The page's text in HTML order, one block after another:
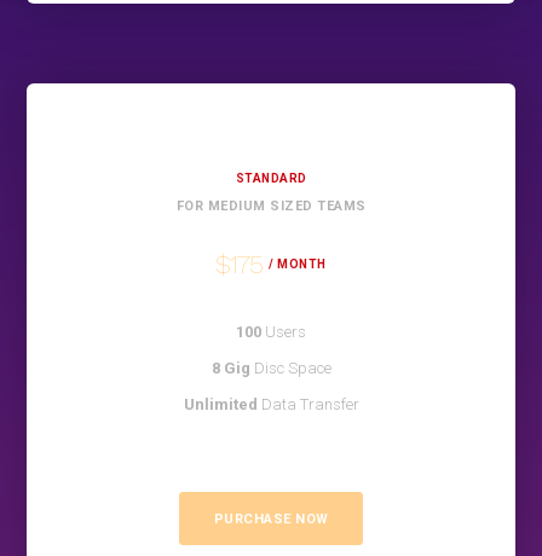
STANDARD
FOR MEDIUM SIZED TEAMS
$175 / MONTH
100 Users
8 Gig Disc Space
Unlimited Data Transfer
PURCHASE NOW